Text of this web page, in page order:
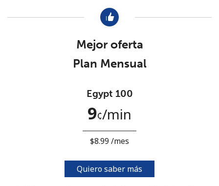
Mantente en contacto para recibir nuestras mejores
ofertas.
Términos y condiciones.
¡Hola!
Mejor oferta
Plan Mensual
Egypt 100
9¢⁩/min
⁦$8.99⁩ /mes
Quiero saber más